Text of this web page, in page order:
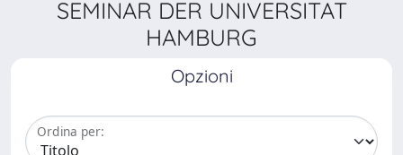
SEMINAR DER UNIVERSITAT
HAMBURG
Opzioni
Ordina per: